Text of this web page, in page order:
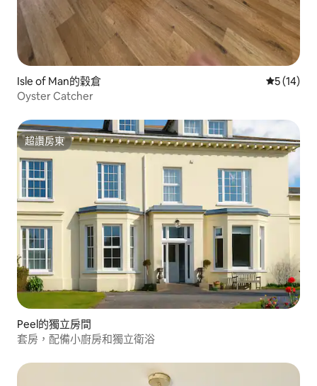
Isle of Man的穀倉 從 14 則
5 (14)
Oyster Catcher
超讚房東
超讚房東
Peel的獨立房間
套房，配備小廚房和獨立衛浴